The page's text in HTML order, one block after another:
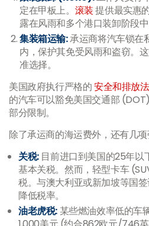
定在甲板上。 滚装提供最实惠
露在风雨和多个港口装卸阶段中
集装箱运输:承运商将汽车锁在
内，保护其免受风雨和盗窃。
准选择。
美国政府执行严格的安全和排放
的汽车可以豁免美国交通部
部分限制。
除了承运商的海运费外，还有几
关税:目前进口到美国的25年以
基本关税。然而，轻型卡车
税。与澳大利亚或新加坡等国
降低税率。
油老虎税: 某些燃油效率低的车